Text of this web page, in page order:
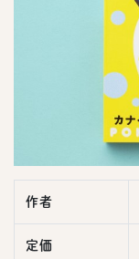
作者
定価